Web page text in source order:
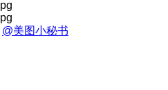
@美图小秘书